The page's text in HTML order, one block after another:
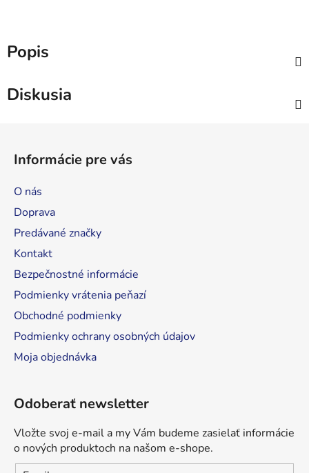
Popis
Diskusia
Informácie pre vás
O nás
Doprava
Predávané značky
Kontakt
Bezpečnostné informácie
Podmienky vrátenia peňazí
Obchodné podmienky
Podmienky ochrany osobných údajov
Moja objednávka
Odoberať newsletter
Vložte svoj e-mail a my Vám budeme zasielať informácie
o nových produktoch na našom e-shope.